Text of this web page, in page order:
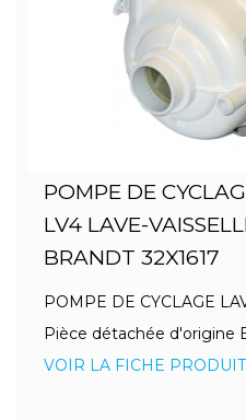
POMPE DE
LV4 LAVE-
BRANDT 32X1617
POMPE DE CYCLAGE
Pièce détachée d'origine
VOIR LA FICHE PRODUIT